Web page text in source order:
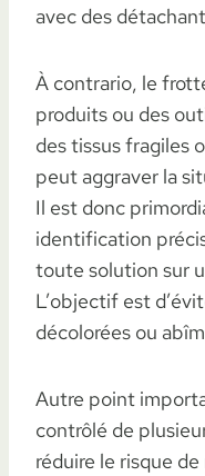
avec des
À contrario, le
produits ou des
des tissus fragiles
peut aggraver la
Il est donc
identification
toute solution sur
L’objectif est
décolorées ou
Autre point
contrôlé de
réduire le risque